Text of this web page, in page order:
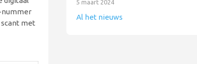
nummer
scant met
5 maart 2024
Al het nieuws